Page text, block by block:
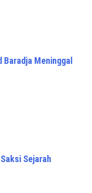
Baradja Meninggal
Sejarah